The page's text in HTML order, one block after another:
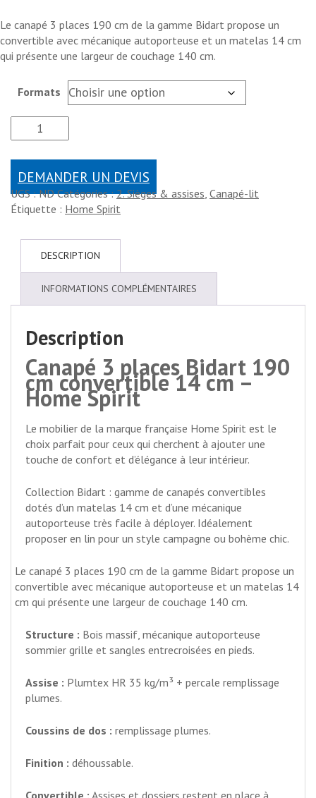
Le canapé 3 places 190 cm de la gamme Bidart propose un
convertible avec mécanique autoporteuse et un matelas 14 cm
qui présente une largeur de couchage 140 cm.
Formats
DEMANDER UN DEVIS
UGS :ND Catégories :2. Sièges & assises Canapé-lit
Étiquette : Home Spirit
DESCRIPTION
INFORMATIONS COMPLÉMENTAIRES
Description
Canapé 3 places Bidart 190
cm convertible 14 cm –
Home Spirit
Le mobilier de la marque française Home Spirit est le
choix parfait pour ceux qui cherchent à ajouter une
touche de confort et d’élégance à leur intérieur.
Collection Bidart : gamme de canapés convertibles
dotés d’un matelas 14 cm et d’une mécanique
autoporteuse très facile à déployer. Idéalement
proposer en lin pour un style campagne ou bohème chic.
Le canapé 3 places 190 cm de la gamme Bidart propose un
convertible avec mécanique autoporteuse et un matelas 14
cm qui présente une largeur de couchage 140 cm.
Structure : Bois massif, mécanique autoporteuse
sommier grille et sangles entrecroisées en pieds.
Assise : Plumtex HR 35 kg/m³ + percale remplissage
plumes.
Coussins de dos : remplissage plumes.
Finition : déhoussable.